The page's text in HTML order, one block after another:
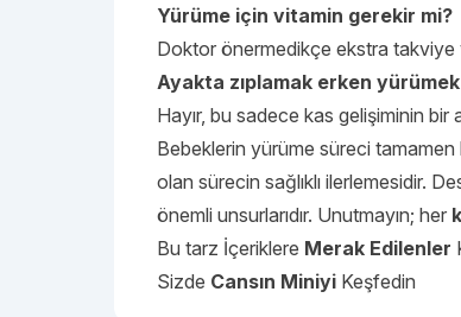
Yürüme için vitamin gerekir mi?
Doktor önermedikçe ekstra takviye
Ayakta zıplamak erken
Hayır, bu sadece kas gelişiminin bir
Bebeklerin yürüme süreci
olan sürecin sağlıklı ilerlemesidir.
önemli unsurlarıdır. Unutmayın; her
Bu tarz İçeriklere Merak Edilenler
Sizde Cansın Miniyi Keşfedin